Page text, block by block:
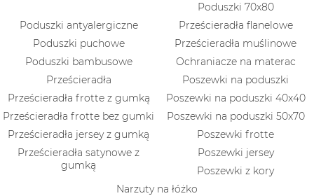
Poduszki 70x80
Poduszki antyalergiczne
Poduszki puchowe
Poduszki bambusowe
Prześcieradła
Prześcieradła frotte z gumką
Prześcieradła frotte bez gumki
Prześcieradła jersey z gumką
Prześcieradła satynowe z
gumką
Prześcieradła flanelowe
Prześcieradła muślinowe
Ochraniacze na materac
Poszewki na poduszki
Poszewki na poduszki 40x40
Poszewki na poduszki 50x70
Poszewki frotte
Poszewki jersey
Poszewki z kory
Narzuty na łóżko